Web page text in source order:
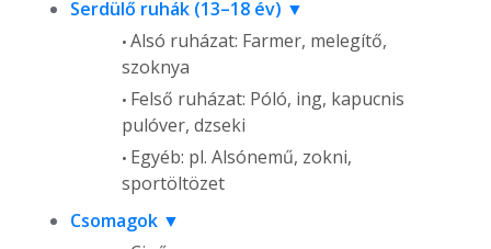
Serdülő ruhák (13–18 év)
Alsó ruházat: Farmer, melegítő,
szoknya
Felső ruházat: Póló, ing, kapucnis
pulóver, dzseki
Egyéb: pl. Alsónemű, zokni,
sportöltözet
Csomagok